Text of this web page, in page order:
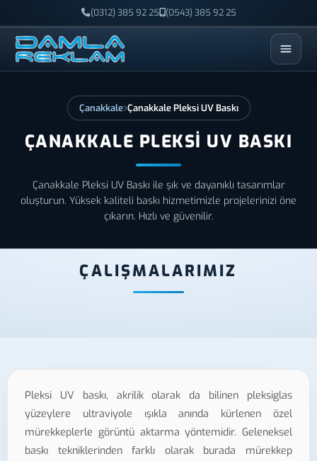
(0312) 385 92 25 (0543) 385 92 25
ESC
Çanakkale Çanakkale Pleksi UV Baskı
ÇANAKKALE PLEKSI UV BASKI
Çanakkale Pleksi UV Baskı ile şık ve dayanıklı tasarımlar
oluşturun. Yüksek kaliteli baskı hizmetimizle projelerinizi öne
çıkarın. Hızlı ve güvenilir.
ÇALIŞMALARIMIZ
Pleksi UV baskı, akrilik olarak da bilinen pleksiglas
yüzeylere ultraviyole ışıkla anında kürlenen özel
mürekkeplerle görüntü aktarma yöntemidir. Geleneksel
baskı tekniklerinden farklı olarak burada mürekkep